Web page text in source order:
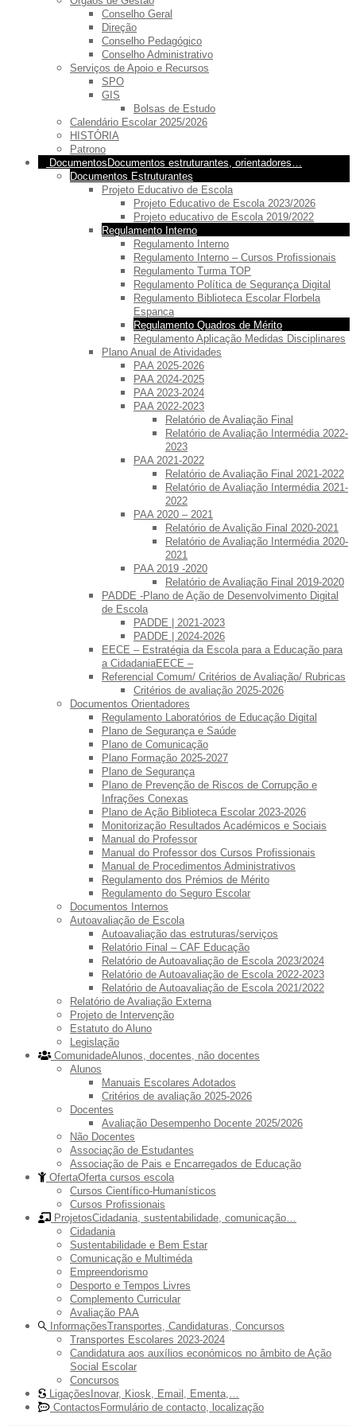
Conselho Geral
Direção
Conselho Pedagógico
Conselho Administrativo
Serviços de Apoio e Recursos
SPO
GIS
Bolsas de Estudo
Calendário Escolar 2025/2026
HISTÓRIA
Patrono
Documentos Documentos estruturantes, orientadores…
Documentos Estruturantes
Projeto Educativo de Escola
Projeto Educativo de Escola 2023/2026
Projeto educativo de Escola 2019/2022
Regulamento Interno
Regulamento Interno
Regulamento Interno – Cursos Profissionais
Regulamento Turma TOP
Regulamento Política de Segurança Digital
Regulamento Biblioteca Escolar Florbela
Espanca
Regulamento Quadros de Mérito
Regulamento Aplicação Medidas Disciplinares
Plano Anual de Atividades
PAA 2025-2026
PAA 2024-2025
PAA 2023-2024
PAA 2022-2023
Relatório de Avaliação Final
Relatório de Avaliação Intermédia 2022-
2023
PAA 2021-2022
Relatório de Avaliação Final 2021-2022
Relatório de Avaliação Intermédia 2021-
2022
PAA 2020 – 2021
Relatório de Avalição Final 2020-2021
Relatório de Avaliação Intermédia 2020-
2021
PAA 2019 -2020
Relatório de Avaliação Final 2019-2020
PADDE -Plano de Ação de Desenvolvimento Digital
de Escola
PADDE | 2021-2023
PADDE | 2024-2026
EECE – Estratégia da Escola para a Educação para
a CidadaniaEECE –
Referencial Comum/ Critérios de Avaliação/ Rubricas
Critérios de avaliação 2025-2026
Documentos Orientadores
Regulamento Laboratórios de Educação Digital
Plano de Segurança e Saúde
Plano de Comunicação
Plano Formação 2025-2027
Plano de Segurança
Plano de Prevenção de Riscos de Corrupção e
Infrações Conexas
Plano de Ação Biblioteca Escolar 2023-2026
Monitorização Resultados Académicos e Sociais
Manual do Professor
Manual do Professor dos Cursos Profissionais
Manual de Procedimentos Administrativos
Regulamento dos Prémios de Mérito
Regulamento do Seguro Escolar
Documentos Internos
Autoavaliação de Escola
Autoavaliação das estruturas/serviços
Relatório Final – CAF Educação
Relatório de Autoavaliação de Escola 2023/2024
Relatório de Autoavaliação de Escola 2022-2023
Relatório de Autoavaliação de Escola 2021/2022
Relatório de Avaliação Externa
Projeto de Intervenção
Estatuto do Aluno
Legislação
ComunidadeAlunos, docentes, não docentes
Alunos
Manuais Escolares Adotados
Critérios de avaliação 2025-2026
Docentes
Avaliação Desempenho Docente 2025/2026
Não Docentes
Associação de Estudantes
Associação de Pais e Encarregados de Educação
OfertaOferta cursos escola
Cursos Científico-Humanísticos
Cursos Profissionais
ProjetosCidadania, sustentabilidade, comunicação…
Cidadania
Sustentabilidade e Bem Estar
Comunicação e Multiméda
Empreendorismo
Desporto e Tempos Livres
Complemento Curricular
Avaliação PAA
InformaçõesTransportes, Candidaturas, Concursos
Transportes Escolares 2023-2024
Candidatura aos auxílios económicos no âmbito de Ação
Social Escolar
Concursos
Ligações Inovar, Kiosk, Email, Ementa,…
Contactos Formulário de contacto, localização